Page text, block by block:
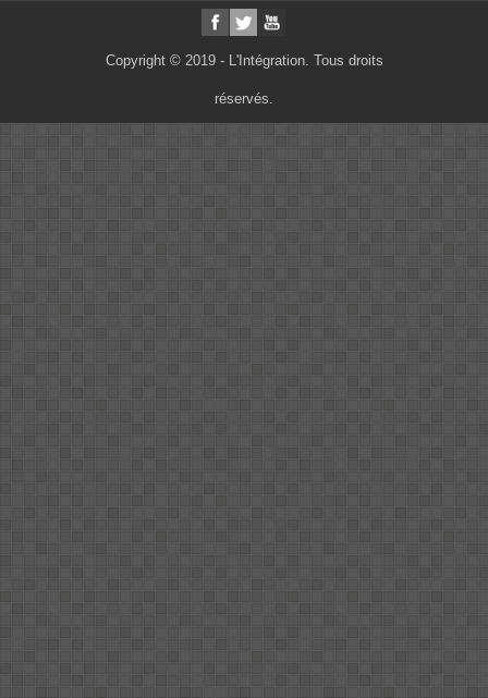
Copyright © 2019 - L'Intégration. Tous droits
réservés.